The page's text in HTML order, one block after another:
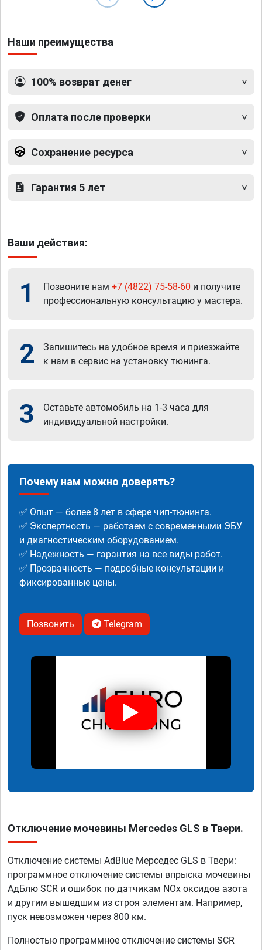
Наши преимущества
100% возврат денег
Оплата после проверки
Сохранение ресурса
Гарантия 5 лет
Ваши действия:
1 Позвоните нам +7 (4822) 75-58-60 и получите
профессиональную консультацию у мастера.
2
Запишитесь на удобное время и приезжайте
к нам в сервис на установку тюнинга.
3
Оставьте автомобиль на 1-3 часа для
индивидуальной настройки.
Почему нам можно доверять?
✅ Опыт — более 8 лет в сфере чип-тюнинга.
✅ Экспертность — работаем с современными ЭБУ
и диагностическим оборудованием.
✅ Надежность — гарантия на все виды работ.
✅ Прозрачность — подробные консультации и
фиксированные цены.
Позвонить Telegram
Отключение мочевины Mercedes GLS в Твери.
Отключение системы AdBlue Мерседес GLS в Твери:
программное отключение системы впрыска мочевины
АдБлю SCR и ошибок по датчикам NOx оксидов азота
и другим вышедшим из строя элементам. Например,
пуск невозможен через 800 км.
Полностью программное отключение системы SCR